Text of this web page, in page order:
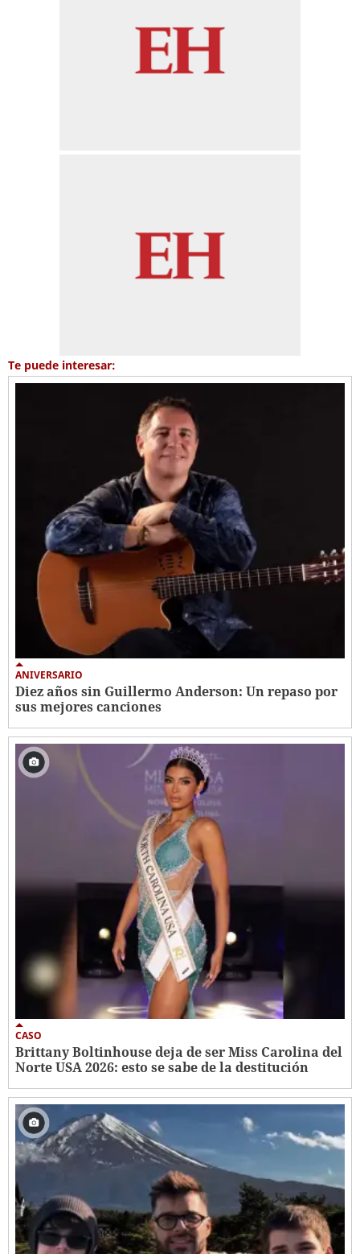
Te puede interesar:
ANIVERSARIO
Diez años sin Guillermo Anderson: Un repaso por
sus mejores canciones
CASO
Brittany Boltinhouse deja de ser Miss Carolina del
Norte USA 2026: esto se sabe de la destitución